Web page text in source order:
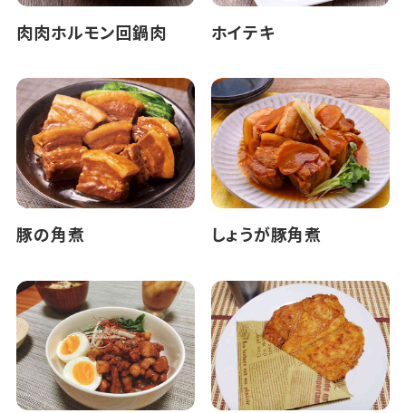
肉肉ホルモン回鍋肉 ホイテキ
豚の角煮 しょうが豚角煮